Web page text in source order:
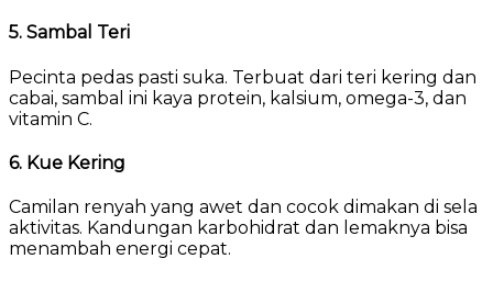
5. Sambal Teri
Pecinta pedas pasti suka. Terbuat dari teri kering dan
cabai, sambal ini kaya protein, kalsium, omega-3, dan
vitamin C.
6. Kue Kering
Camilan renyah yang awet dan cocok dimakan di sela
aktivitas. Kandungan karbohidrat dan lemaknya bisa
menambah energi cepat.